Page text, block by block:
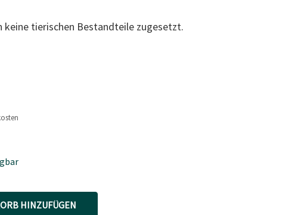
tierischen Bestandteile zugesetzt.
Preis
HINZUFÜGEN